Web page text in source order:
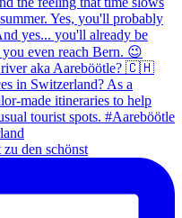
den schönst